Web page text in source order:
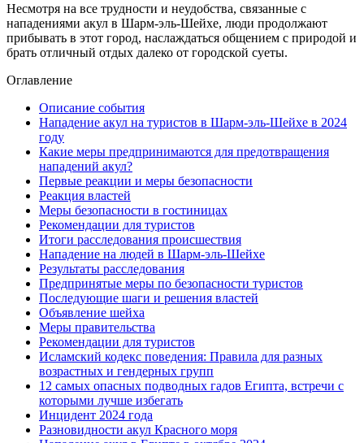
Несмотря на все трудности и неудобства, связанные с
нападениями акул в Шарм-эль-Шейхе, люди продолжают
прибывать в этот город, наслаждаться общением с природой и
брать отличный отдых далеко от городской суеты.
Оглавление
Описание события
Нападение акул на туристов в Шарм-эль-Шейхе в 2024
году
Какие меры предпринимаются для предотвращения
нападений акул?
Первые реакции и меры безопасности
Реакция властей
Меры безопасности в гостиницах
Рекомендации для туристов
Итоги расследования происшествия
Нападение на людей в Шарм-эль-Шейхе
Результаты расследования
Предпринятые меры по безопасности туристов
Последующие шаги и решения властей
Объявление шейха
Меры правительства
Рекомендации для туристов
Исламский кодекс поведения: Правила для разных
возрастных и гендерных групп
12 самых опасных подводных гадов Египта, встречи с
которыми лучше избегать
Инцидент 2024 года
Разновидности акул Красного моря